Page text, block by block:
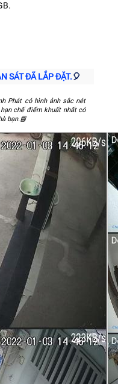
SÁT ĐÃ LẮP ĐẶT.️🎈
Phát có hình ảnh sắc nét
chế điểm khuất nhất có
bạn.📘